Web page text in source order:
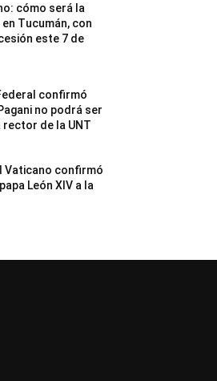
cómo será la
Tucumán, con
este 7 de
confirmó
no podrá ser
de la UNT
Vaticano confirmó
León XIV a la